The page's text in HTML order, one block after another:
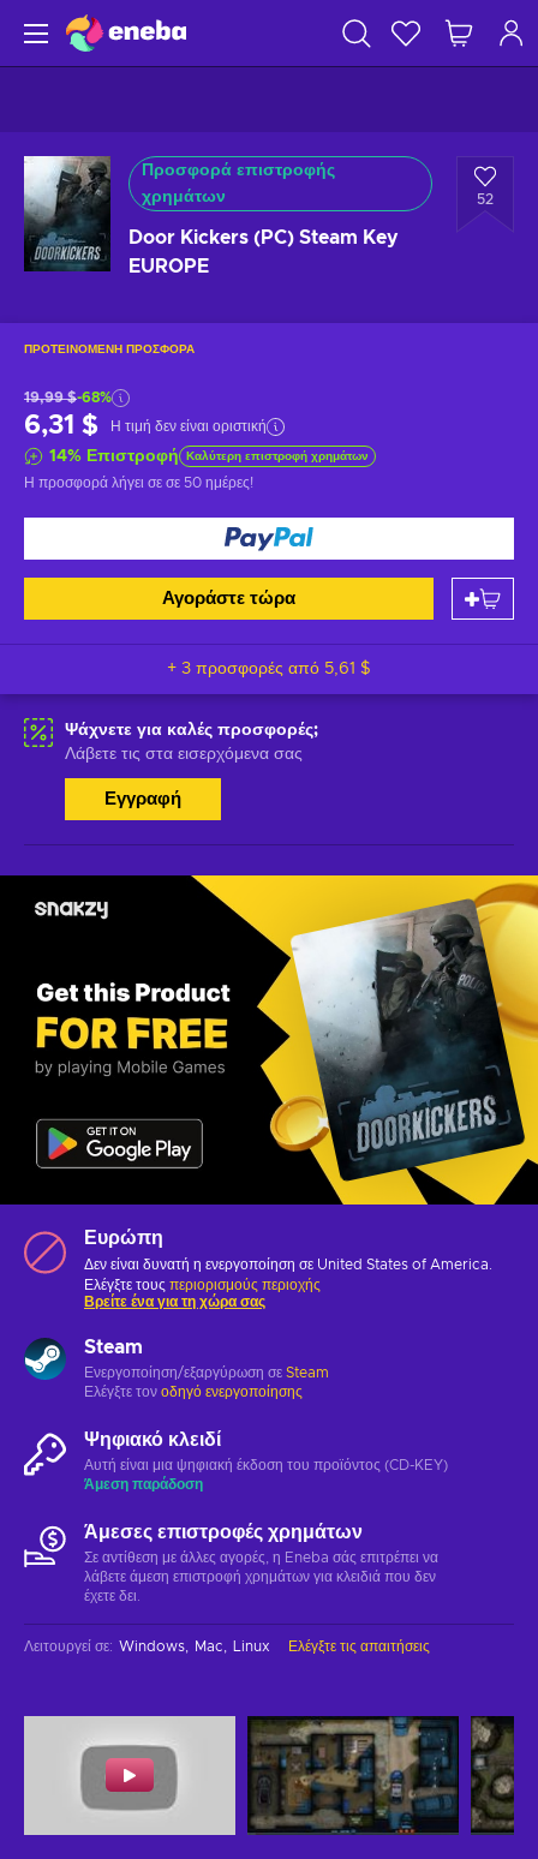
Προσφορά επιστροφής
χρημάτων
Door Kickers (PC) Steam Key
EUROPE
52
ΠΡΟΤΕΙΝΌΜΕΝΗ ΠΡΟΣΦΟΡΆ
19,99 $-68%
6,31 $ Η τιμή δεν είναι οριστική
14% Επιστροφή Καλύτερη επιστροφή χρημάτων
Η προσφορά λήγει σε σε 50 ημέρες!
Αγοράστε τώρα
+ 3 προσφορές από 5,61 $
Ψάχνετε για καλές προσφορές;
Λάβετε τις στα εισερχόμενα σας
Εγγραφή
Ευρώπη
Δεν είναι δυνατή η ενεργοποίηση σε United States of America.
Ελέγξτε τους περιορισμούς περιοχής
Βρείτε ένα για τη χώρα σας
Steam
Ενεργοποίηση/εξαργύρωση σε Steam
Ελέγξτε τον οδηγό ενεργοποίησης
Ψηφιακό κλειδί
Αυτή είναι μια ψηφιακή έκδοση του προϊόντος (CD-KEY)
Άμεση παράδοση
Άμεσες επιστροφές χρημάτων
Σε αντίθεση με άλλες αγορές, η Eneba σάς επιτρέπει να
λάβετε άμεση επιστροφή χρημάτων για κλειδιά που δεν
έχετε δει.
Λειτουργεί σε: Windows Mac Linux Ελέγξτε τις απαιτήσεις